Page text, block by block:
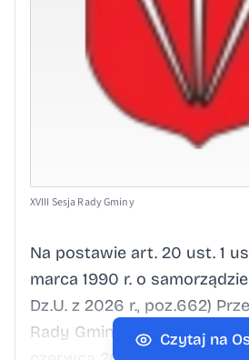
XVIII Sesja Rady Gminy
Na postawie art. 20 ust. 1
marca 1990 r. o
Dz.U. z 2026 r., poz.662)
Rady Gminy Osiek zwołuje
Czytaj na